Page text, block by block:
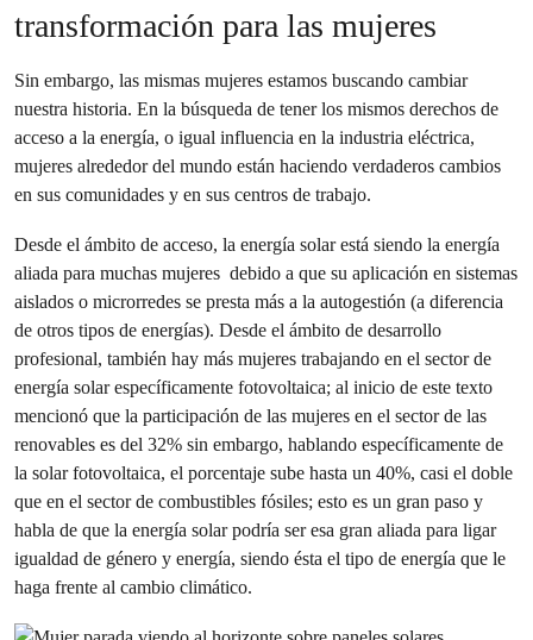
transformación para las mujeres
Sin embargo, las mismas mujeres estamos buscando cambiar
nuestra historia. En la búsqueda de tener los mismos derechos de
acceso a la energía, o igual influencia en la industria eléctrica,
mujeres alrededor del mundo están haciendo verdaderos cambios
en sus comunidades y en sus centros de trabajo.
Desde el ámbito de acceso, la energía solar está siendo la energía
aliada para muchas mujeres debido a que su aplicación en sistemas
aislados o microrredes se presta más a la autogestión (a diferencia
de otros tipos de energías). Desde el ámbito de desarrollo
profesional, también hay más mujeres trabajando en el sector de
energía solar específicamente fotovoltaica; al inicio de este texto
mencionó que la participación de las mujeres en el sector de las
renovables es del 32% sin embargo, hablando específicamente de
la solar fotovoltaica, el porcentaje sube hasta un 40%, casi el doble
que en el sector de combustibles fósiles; esto es un gran paso y
habla de que la energía solar podría ser esa gran aliada para ligar
igualdad de género y energía, siendo ésta el tipo de energía que le
haga frente al cambio climático.